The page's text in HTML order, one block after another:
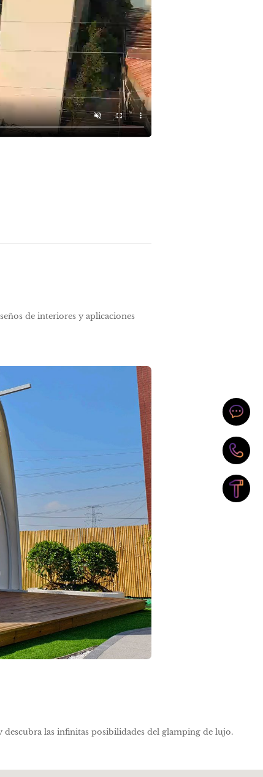
de interiores y aplicaciones
las infinitas posibilidades del glamping de lujo.